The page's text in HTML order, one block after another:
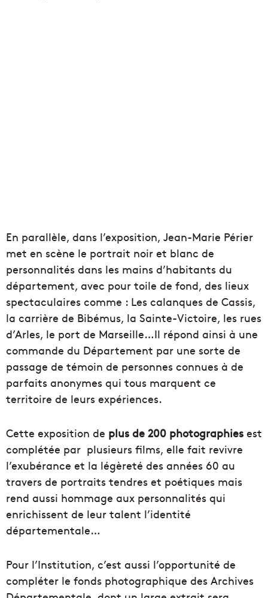
En parallèle, dans l’exposition, Jean-Marie Périer
met en scène le portrait noir et blanc de
personnalités dans les mains d’habitants du
département, avec pour toile de fond, des lieux
spectaculaires comme : Les calanques de Cassis,
la carrière de Bibémus, la Sainte-Victoire, les rues
d’Arles, le port de Marseille…Il répond ainsi à une
commande du Département par une sorte de
passage de témoin de personnes connues à de
parfaits anonymes qui tous marquent ce
territoire de leurs expériences.
Cette exposition de plus de 200 photographies est
complétée par plusieurs films, elle fait revivre
l’exubérance et la légèreté des années 60 au
travers de portraits tendres et poétiques mais
rend aussi hommage aux personnalités qui
enrichissent de leur talent l’identité
départementale…
Pour l’Institution, c’est aussi l’opportunité de
compléter le fonds photographique des Archives